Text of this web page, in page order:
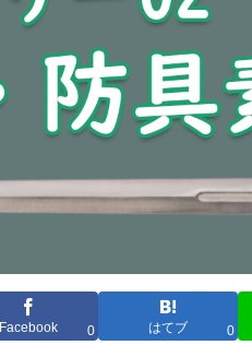
Facebook 0 はてブ 0